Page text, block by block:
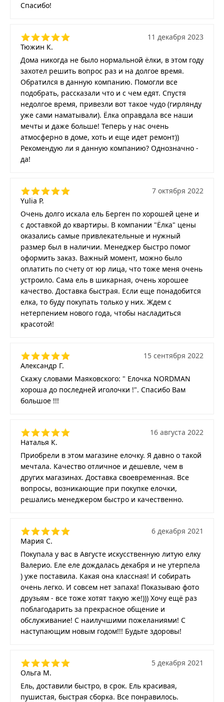
Спасибо!
Тюжин К.
11 декабря 2023
Дома никогда не было нормальной ёлки, в этом году
захотел решить вопрос раз и на долгое время.
Обратился в данную компанию. Помогли все
подобрать, рассказали что и с чем едят. Спустя
недолгое время, привезли вот такое чудо (гирлянду
уже сами наматывали). Ёлка оправдала все наши
мечты и даже больше! Теперь у нас очень
атмосферно в доме, хоть и еще идет ремонт))
Рекомендую ли я данную компанию? Однозначно -
да!
Yulia P.
7 октября 2022
Очень долго искала ель Берген по хорошей цене и
с доставкой до квартиры. В компании "Ёлка" цены
оказались самые привлекательные и нужный
размер был в наличии. Менеджер быстро помог
оформить заказ. Важный момент, можно было
оплатить по счету от юр лица, что тоже меня очень
устроило. Сама ель в шикарная, очень хорошее
качество. Доставка быстрая. Если еще понадобится
елка, то буду покупать только у них. Ждем с
нетерпением нового года, чтобы насладиться
красотой!
Александр Г.
15 сентября 2022
Скажу словами Маяковского: " Елочка NORDMAN
хороша до последней иголочки !". Спасибо Вам
большое !!!
Наталья К.
16 августа 2022
Приобрели в этом магазине елочку. Я давно о такой
мечтала. Качество отличное и дешевле, чем в
других магазинах. Доставка своевременная. Все
вопросы, возникающие при покупке елочки,
решались менеджером быстро и качественно.
Мария С.
6 декабря 2021
Покупала у вас в Августе искусственную литую елку
Валерио. Еле еле дождалась декабря и не утерпела
) уже поставила. Какая она классная! И собирать
очень легко. И совсем нет запаха! Показываю фото
друзьям - все тоже хотят такую же!))) Хочу ещё раз
поблагодарить за прекрасное общение и
обслуживание! С наилучшими пожеланиями! С
наступающим новым годом!!! Будьте здоровы!
Ольга М.
5 декабря 2021
Ель, доставили быстро, в срок. Ель красивая,
пушистая, быстрая сборка. Все понравилось.